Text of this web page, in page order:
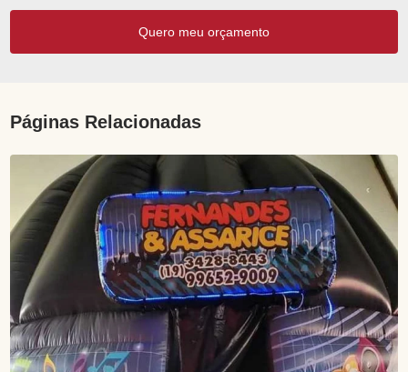
Quero meu orçamento
Páginas Relacionadas